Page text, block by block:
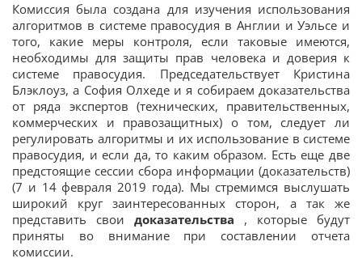
Комиссия была создана для изучения использования
алгоритмов в системе правосудия в Англии и Уэльсе и
того, какие меры контроля, если таковые имеются,
необходимы для защиты прав человека и доверия к
системе правосудия. Председательствует Кристина
Блэклоуз, а София Олхеде и я собираем доказательства
от ряда экспертов (технических, правительственных,
коммерческих и правозащитных) о том, следует ли
регулировать алгоритмы и их использование в системе
правосудия, и если да, то каким образом. Есть еще две
предстоящие сессии сбора информации (доказательств)
(7 и 14 февраля 2019 года). Мы стремимся выслушать
широкий круг заинтересованных сторон, а так же
представить свои доказательства , которые будут
приняты во внимание при составлении отчета
комиссии.